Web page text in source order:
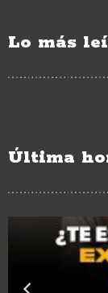
Lo más
Última